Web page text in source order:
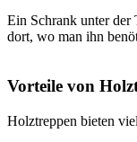
Ein Schrank unter der
dort, wo man ihn
Vorteile von
Holztreppen bieten